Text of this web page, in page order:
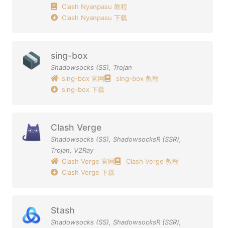
Clash Nyanpasu 教程
Clash Nyanpasu 下载
sing-box
Shadowsocks (SS), Trojan
sing-box 官网
sing-box 教程
sing-box 下载
Clash Verge
Shadowsocks (SS), ShadowsocksR (SSR),
Trojan, V2Ray
Clash Verge 官网
Clash Verge 教程
Clash Verge 下载
Stash
Shadowsocks (SS), ShadowsocksR (SSR),